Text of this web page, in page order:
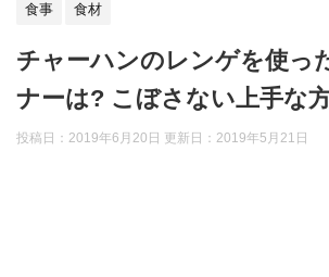
食事 食材
チャーハンのレンゲを使っ
ナーは? こぼさない上手な
投稿日：2019年6月20日 更新日： 2019年5月21日